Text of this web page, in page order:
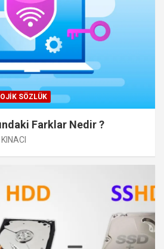
SÖZLÜK
Farklar Nedir ?